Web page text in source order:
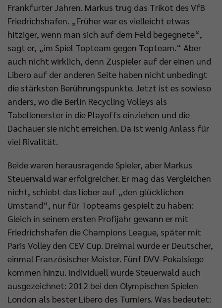
Frankfurter Jahren. Markus trug das Trikot des VfB
Friedrichshafen. „Früher war es vielleicht etwas
hitziger, wenn man sich auf dem Feld begegnete“,
sagt er, „im Spiel Topteam gegen Topteam.“ Aber
auch nicht wirklich, denn Zuspieler auf der einen und
Libero auf der anderen Seite haben nicht unbedingt
die stärksten Berührungspunkte. Jetzt ist es sowieso
anders, wo die Berlin Recycling Volleys als
Tabellenerster in die Playoffs einziehen und die
Dachauer sie nicht erreichen. Da ist wenig Anlass für
viel Rivalität.
Beide waren herausragende Spieler, aber Markus
Steuerwald war erfolgreicher. Er mag das Vergleichen
nicht, schiebt das lieber auf „den glücklichen
Umstand“, nur für Topteams gespielt zu haben:
Gleich in seinem ersten Profijahr gewann er mit
Friedrichshafen die Champions League, später mit
Paris Volley den CEV Cup. Dreimal wurde er Deutscher,
einmal Französischer Meister. Fünf DVV-Pokalsiege
kommen hinzu. Individuell wurde Steuerwald auch
ausgezeichnet: 2012 bei den Olympischen Spielen
London als bester Libero des Turniers. Was bedeutet: